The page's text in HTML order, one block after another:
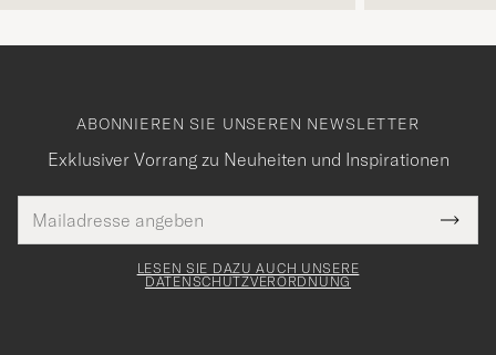
ABONNIEREN SIE UNSEREN NEWSLETTER
Exklusiver Vorrang zu Neuheiten und Inspirationen
Mail
Adresse
Tack
för
LESEN SIE DAZU AUCH UNSERE
DATENSCHUTZVERORDNUNG